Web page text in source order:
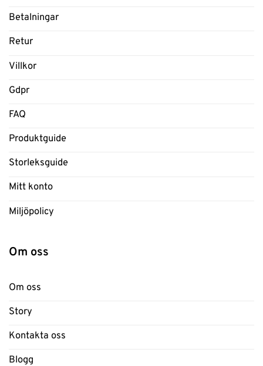
Betalningar
Retur
Villkor
Gdpr
FAQ
Produktguide
Storleksguide
Mitt konto
Miljöpolicy
Om oss
Om oss
Story
Kontakta oss
Blogg